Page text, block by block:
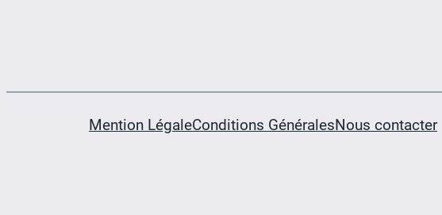
Mention LégaleConditions GénéralesNous contacter